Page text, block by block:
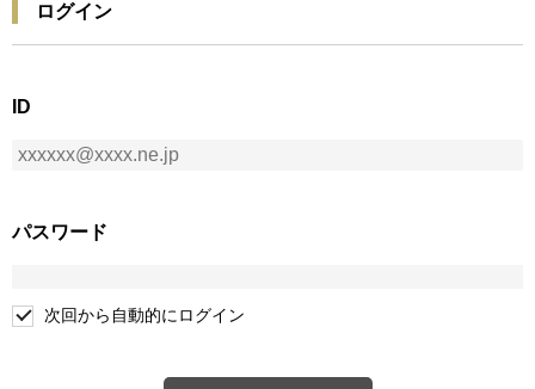
ログイン
ID
パスワード
次回から自動的にログイン